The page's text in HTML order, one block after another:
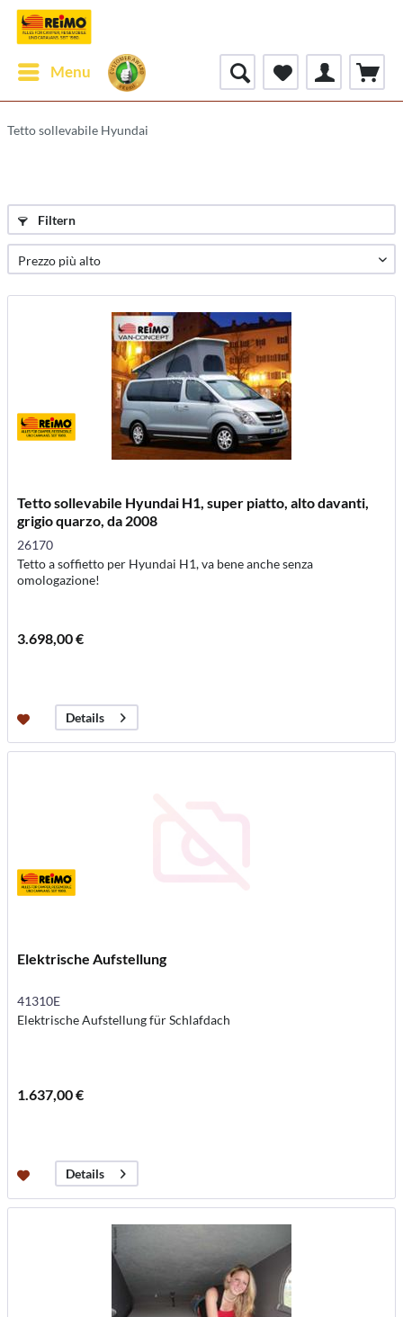
Menu
Tetto sollevabile Hyundai
Filtern
Tetto sollevabile Hyundai H1, super piatto, alto davanti,
grigio quarzo, da 2008
26170
Tetto a soffietto per Hyundai H1, va bene anche senza
omologazione!
3.698,00 €
Details
Elektrische Aufstellung
41310E
Elektrische Aufstellung für Schlafdach
1.637,00 €
Details